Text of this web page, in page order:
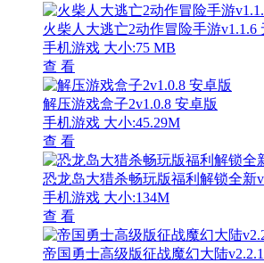
火柴人大逃亡2动作冒险手游v1.1.6
手机游戏 大小:75 MB
查 看
解压游戏盒子2v1.0.8 安卓版
手机游戏 大小:45.29M
查 看
恐龙岛大猎杀畅玩版福利解锁全新
手机游戏 大小:134M
查 看
帝国勇士高级版征战魔幻大陆